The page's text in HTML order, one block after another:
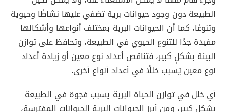
الطبيعة دون وجود حيوانات برية تضفي عليها نشاطًا وحيوية
وتنوعًا، كما أن الحيوانات البرية بمختلف أنواعها وأشكالها
مفيدة جدًا للتنوع الحيوي في الطبيعة، وتحافظ على توازن
البيئة بشكلٍ كبير، فتناقص أعداد نوع معين أو زيادة أعداد
نوع معين يُسبب خللًا في أعداد أنواع أخرى.
أي خلل في توازن الحياة البرية يسبب فجوة في الطبيعة
بشكلٍ كبير، ومن أبرز الحيوانات البرية الحيوانات المفترسة،